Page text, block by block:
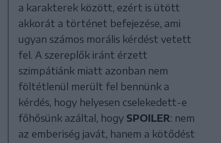
a karakterek között, ezért is ütött
akkorát a történet befejezése, ami
ugyan számos morális kérdést vetett
fel. A szereplők iránt érzett
szimpátiánk miatt azonban nem
föltétlenül merült fel bennünk a
kérdés, hogy helyesen cselekedett-e
főhősünk azáltal, hogy SPOILER: nem
az emberiség javát, hanem a kötődést